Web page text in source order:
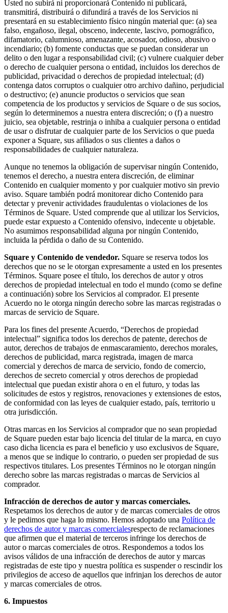
Programas de fidelidad
Directorio de clientes
Tarjetas de regalo
Photo Studio
Marketplace
Contratos
Descubrir
Turnos
Nómina
Comunicación del equipo
Descubrir
Servicios Bancarios
Cuenta de cheques
Cuenta de ahorros
Préstamos
Tarjeta de crédito
Bitcoin
Descubrir
API para desarrolladores
Mercado de aplicaciones
Directorios de socios
Especialistas
Ofertas de socios
No hay artículos en su carrito
Comprar hardware
Ver carrito
Historial de pedidos
Usted no subirá ni proporcionará Contenido ni publicará,
transmitirá, distribuirá o difundirá a través de los Servicios ni
presentará en su establecimiento físico ningún material que: (a) sea
falso, engañoso, ilegal, obsceno, indecente, lascivo, pornográfico,
difamatorio, calumnioso, amenazante, acosador, odioso, abusivo o
incendiario; (b) fomente conductas que se puedan considerar un
delito o den lugar a responsabilidad civil; (c) vulnere cualquier deber
o derecho de cualquier persona o entidad, incluidos los derechos de
publicidad, privacidad o derechos de propiedad intelectual; (d)
contenga datos corruptos o cualquier otro archivo dañino, perjudicial
o destructivo; (e) anuncie productos o servicios que sean
competencia de los productos y servicios de Square o de sus socios,
según lo determinemos a nuestra entera discreción; o (f) a nuestro
juicio, sea objetable, restrinja o inhiba a cualquier persona o entidad
de usar o disfrutar de cualquier parte de los Servicios o que pueda
exponer a Square, sus afiliados o sus clientes a daños o
responsabilidades de cualquier naturaleza.
Aunque no tenemos la obligación de supervisar ningún Contenido,
tenemos el derecho, a nuestra entera discreción, de eliminar
Contenido en cualquier momento y por cualquier motivo sin previo
aviso. Square también podrá monitorear dicho Contenido para
detectar y prevenir actividades fraudulentas o violaciones de los
Términos de Square. Usted comprende que al utilizar los Servicios,
puede estar expuesto a Contenido ofensivo, indecente u objetable.
No asumimos responsabilidad alguna por ningún Contenido,
incluida la pérdida o daño de su Contenido.
Square y Contenido de vendedor. Square se reserva todos los
derechos que no se le otorgan expresamente a usted en los presentes
Términos. Square posee el título, los derechos de autor y otros
derechos de propiedad intelectual en todo el mundo (como se define
a continuación) sobre los Servicios al comprador. El presente
Acuerdo no le otorga ningún derecho sobre las marcas registradas o
marcas de servicio de Square.
Para los fines del presente Acuerdo, “Derechos de propiedad
intelectual” significa todos los derechos de patente, derechos de
autor, derechos de trabajos de enmascaramiento, derechos morales,
derechos de publicidad, marca registrada, imagen de marca
comercial y derechos de marca de servicio, fondo de comercio,
derechos de secreto comercial y otros derechos de propiedad
intelectual que puedan existir ahora o en el futuro, y todas las
solicitudes de estos y registros, renovaciones y extensiones de estos,
de conformidad con las leyes de cualquier estado, país, territorio u
otra jurisdicción.
Otras marcas en los Servicios al comprador que no sean propiedad
de Square pueden estar bajo licencia del titular de la marca, en cuyo
caso dicha licencia es para el beneficio y uso exclusivos de Square,
a menos que se indique lo contrario, o pueden ser propiedad de sus
respectivos titulares. Los presentes Términos no le otorgan ningún
derecho sobre las marcas registradas o marcas de Servicios al
comprador.
Infracción de derechos de autor y marcas comerciales.
Respetamos los derechos de autor y de marcas comerciales de otros
y le pedimos que haga lo mismo. Hemos adoptado una Política de
derechos de autor y marcas comercialesrespecto de reclamaciones
que afirmen que el material de terceros infringe los derechos de
autor o marcas comerciales de otros. Respondemos a todos los
avisos válidos de una infracción de derechos de autor y marcas
registradas de este tipo y nuestra política es suspender o rescindir los
privilegios de acceso de aquellos que infrinjan los derechos de autor
y marcas comerciales de otros.
6. Impuestos